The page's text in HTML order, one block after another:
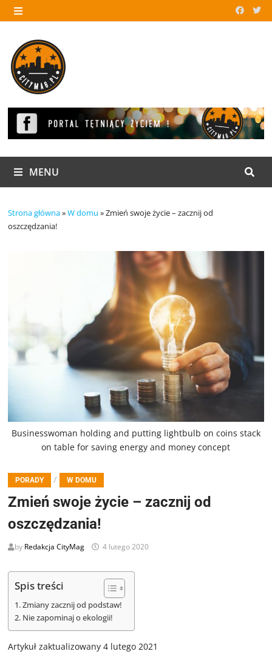
Skip
to
MENU
MENU
Strona główna»W domu »Zmień swoje życie – zacznij od
oszczędzania!
Businesswoman holding and putting lightbulb on coins stack
on table for saving energy and money concept
PORADY / W DOMU
Zmień swoje życie – zacznij od
oszczędzania!
by Redakcja CityMag 4 lutego 2020
Spis treści
Zmiany zacznij od podstaw!
Nie zapominaj o ekologii!
Artykuł zaktualizowany 4 lutego 2021